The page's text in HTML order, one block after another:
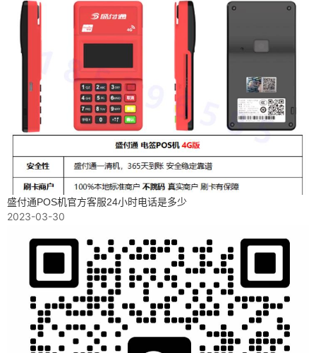
盛付通POS机官方客服24小时电话是多少
2023-03-30